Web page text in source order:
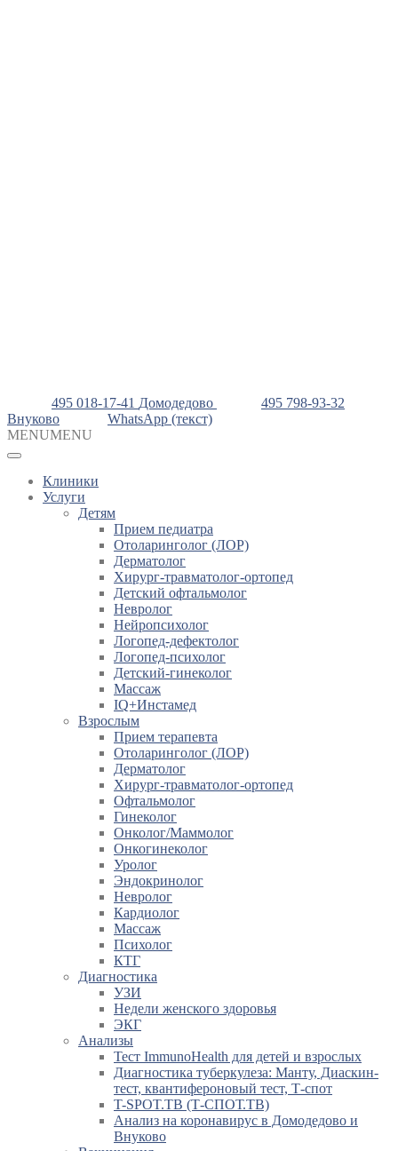
495 018-17-41 Домодедово
495 798-93-32
Внуково
WhatsApp (текст)
MENUMENU
Клиники
Услуги
Детям
Прием педиатра
Отоларинголог (ЛОР)
Дерматолог
Хирург-травматолог-ортопед
Детский офтальмолог
Невролог
Нейропсихолог
Логопед-дефектолог
Логопед-психолог
Детский-гинеколог
Массаж
IQ+Инстамед
Взрослым
Прием терапевта
Отоларинголог (ЛОР)
Дерматолог
Хирург-травматолог-ортопед
Офтальмолог
Гинеколог
Онколог/Маммолог
Онкогинеколог
Уролог
Эндокринолог
Невролог
Кардиолог
Массаж
Психолог
КТГ
Диагностика
УЗИ
Недели женского здоровья
ЭКГ
Анализы
Тест ImmunoHealth для детей и взрослых
Диагностика туберкулеза: Манту, Диаскин-
тест, квантифероновый тест, Т-спот
T-SPOT.TB (Т-СПОТ.ТВ)
Анализ на коронавирус в Домодедово и
Внуково